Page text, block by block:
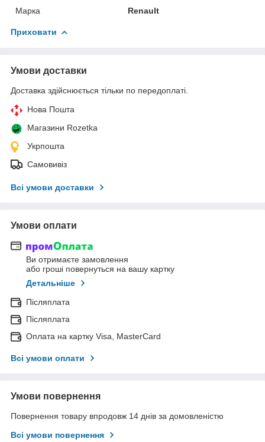
Марка
Renault
Приховати
Умови доставки
Доставка здійснюється тільки по передоплаті.
Нова Пошта
Магазини Rozetka
Укрпошта
Самовивіз
Всі умови доставки
Умови оплати
Ви отримаєте замовлення
або гроші повернуться на вашу картку
Детальніше
Післяплата
Післяплата
Оплата на картку Visa, MasterCard
Всі умови оплати
Умови повернення
Повернення товару впродовж 14 днів за домовленістю
Всі умови повернення